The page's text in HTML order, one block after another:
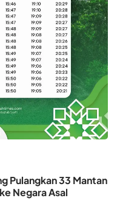
Pulangkan 33 Mantan
Negara Asal